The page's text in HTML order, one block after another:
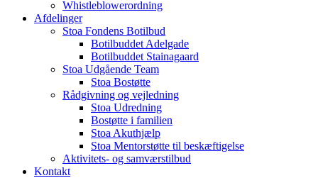
Whistleblowerordning
Afdelinger
Stoa Fondens Botilbud
Botilbuddet Adelgade
Botilbuddet Stainagaard
Stoa Udgående Team
Stoa Bostøtte
Rådgivning og vejledning
Stoa Udredning
Bostøtte i familien
Stoa Akuthjælp
Stoa Mentorstøtte til beskæftigelse
Aktivitets- og samværstilbud
Kontakt